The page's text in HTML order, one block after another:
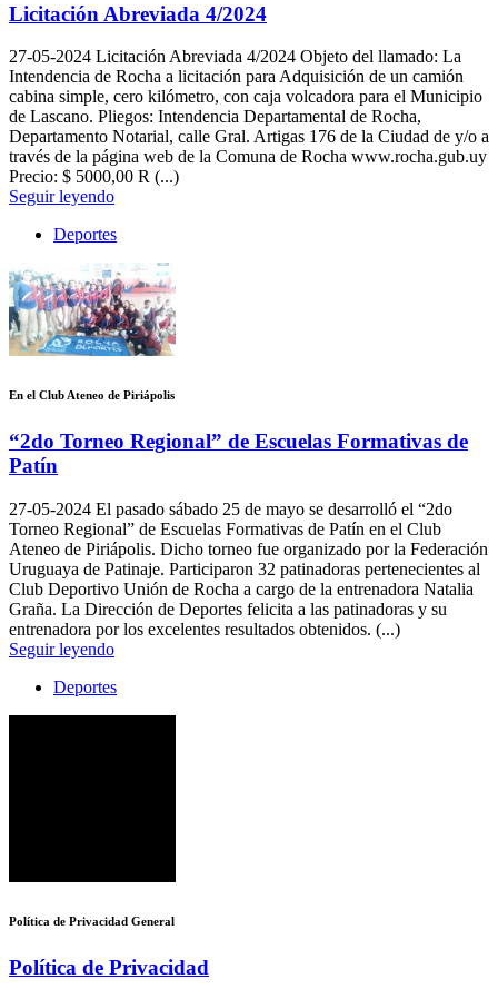
Licitación Abreviada 4/2024
27-05-2024 Licitación Abreviada 4/2024 Objeto del llamado: La
Intendencia de Rocha a licitación para Adquisición de un camión
cabina simple, cero kilómetro, con caja volcadora para el Municipio
de Lascano. Pliegos: Intendencia Departamental de Rocha,
Departamento Notarial, calle Gral. Artigas 176 de la Ciudad de y/o a
través de la página web de la Comuna de Rocha www.rocha.gub.uy
Precio: $ 5000,00 R (...)
Seguir leyendo
Deportes
En el Club Ateneo de Piriápolis
“2do Torneo Regional” de Escuelas Formativas de
Patín
27-05-2024 El pasado sábado 25 de mayo se desarrolló el “2do
Torneo Regional” de Escuelas Formativas de Patín en el Club
Ateneo de Piriápolis. Dicho torneo fue organizado por la Federación
Uruguaya de Patinaje. Participaron 32 patinadoras pertenecientes al
Club Deportivo Unión de Rocha a cargo de la entrenadora Natalia
Graña. La Dirección de Deportes felicita a las patinadoras y su
entrenadora por los excelentes resultados obtenidos. (...)
Seguir leyendo
Deportes
Política de Privacidad General
Política de Privacidad